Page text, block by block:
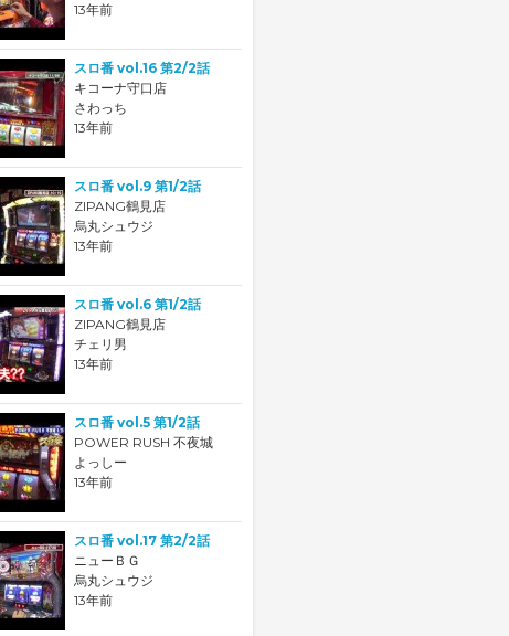
13年前
スロ番 vol.16 第2/2話
キコーナ守口店
さわっち
13年前
スロ番 vol.9 第1/2話
ZIPANG鶴見店
烏丸シュウジ
13年前
スロ番 vol.6 第1/2話
ZIPANG鶴見店
チェリ男
13年前
スロ番 vol.5 第1/2話
POWER RUSH 不夜城
よっしー
13年前
スロ番 vol.17 第2/2話
ニューＢＧ
烏丸シュウジ
13年前